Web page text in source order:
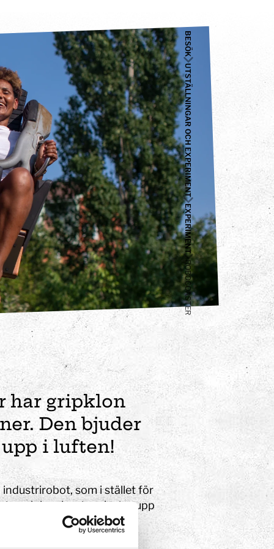
BESÖK
UTSTÄLLNINGAR OCH EXPERIMENT
EXPERIMENT
ROBOCOASTER
har gripklon
Den bjuder
i luften!
industrirobot, som i stället för
och kan hantera laster upp